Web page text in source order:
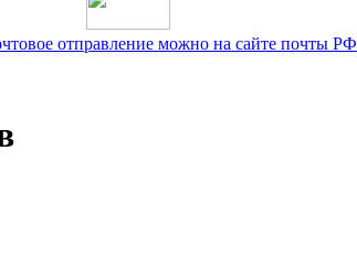
отправление можно на сайте почты РФ